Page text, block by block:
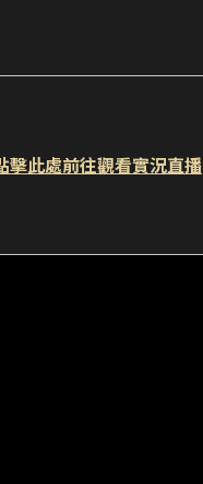
擊此處前往觀看實況直播